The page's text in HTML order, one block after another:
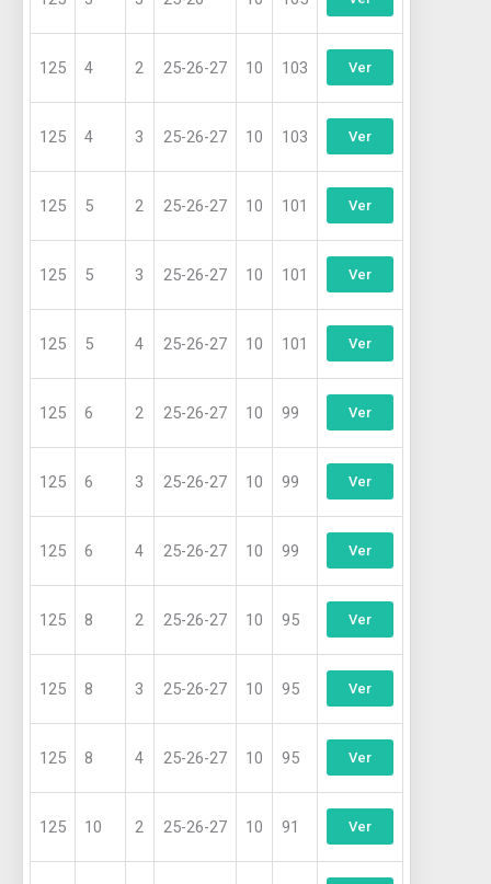
125 4 2 25-26-27 10 103 Ver
125 4 3 25-26-27 10 103 Ver
125 5 2 25-26-27 10 101 Ver
125 5 3 25-26-27 10 101 Ver
125 5 4 25-26-27 10 101 Ver
125 6 2 25-26-27 10 99 Ver
125 6 3 25-26-27 10 99 Ver
125 6 4 25-26-27 10 99 Ver
125 8 2 25-26-27 10 95 Ver
125 8 3 25-26-27 10 95 Ver
125 8 4 25-26-27 10 95 Ver
125 10 2 25-26-27 10 91 Ver